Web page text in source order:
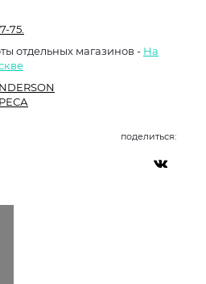
75.
отдельных магазинов - На
поделиться: